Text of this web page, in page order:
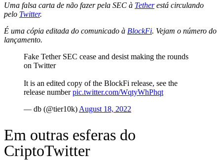
Uma falsa carta de não fazer pela SEC à Tetherestá circulando
pelo Twitter.
É uma cópia editada do comunicado à BlockFi. Vejam o número do
lançamento.
Fake Tether SEC cease and desist making the rounds
on Twitter
It is an edited copy of the BlockFi release, see the
release numberpic.twitter.com/WqtyWhPhqt
— db (@tier10k) August 18, 2022
Em outras esferas do
CriptoTwitter